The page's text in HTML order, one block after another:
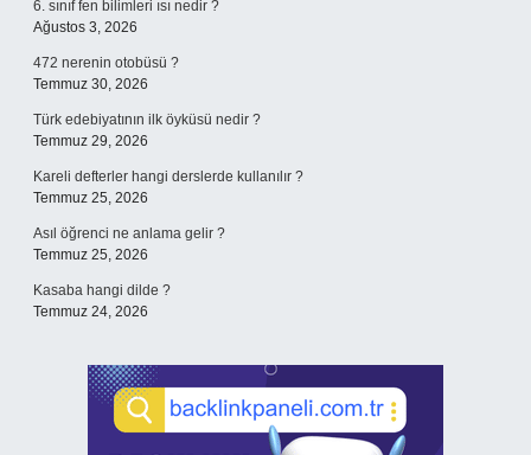
6. sınıf fen bilimleri ısı nedir ?
Ağustos 3, 2026
472 nerenin otobüsü ?
Temmuz 30, 2026
Türk edebiyatının ilk öyküsü nedir ?
Temmuz 29, 2026
Kareli defterler hangi derslerde kullanılır ?
Temmuz 25, 2026
Asıl öğrenci ne anlama gelir ?
Temmuz 25, 2026
Kasaba hangi dilde ?
Temmuz 24, 2026